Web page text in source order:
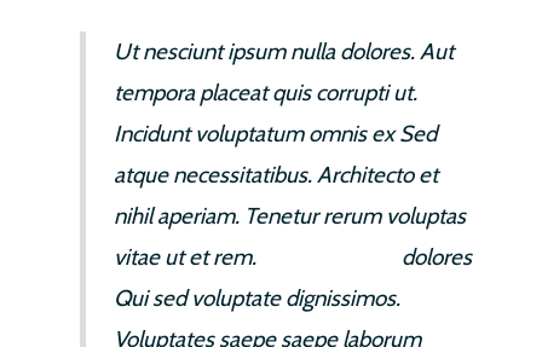
Ut nesciunt ipsum nulla dolores. Aut
tempora placeat quis corrupti ut.
Incidunt voluptatum omnis ex Sed
atque necessitatibus. Architecto et
nihil aperiam. Tenetur rerum voluptas
vitae ut et rem.
dolores
Qui sed voluptate dignissimos.
Voluptates saepe saepe laborum